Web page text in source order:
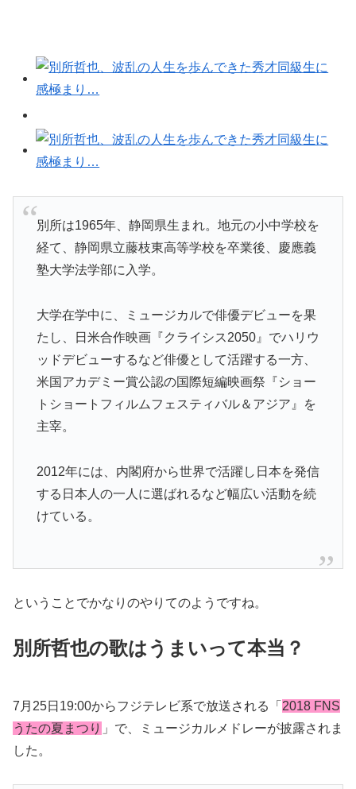
別所は1965年、静岡県生まれ。地元の小中学校を
経て、静岡県立藤枝東高等学校を卒業後、慶應義
塾大学法学部に入学。
大学在学中に、ミュージカルで俳優デビューを果
たし、日米合作映画『クライシス2050』でハリウ
ッドデビューするなど俳優として活躍する一方、
米国アカデミー賞公認の国際短編映画祭『ショー
トショートフィルムフェスティバル＆アジア』を
主宰。
2012年には、内閣府から世界で活躍し日本を発信
する日本人の一人に選ばれるなど幅広い活動を続
けている。
ということでかなりのやりてのようですね。
別所哲也の歌はうまいって本当？
7月25日19:00からフジテレビ系で放送される「 2018 FNS
うたの夏まつり 」で、ミュージカルメドレーが披露されま
した。